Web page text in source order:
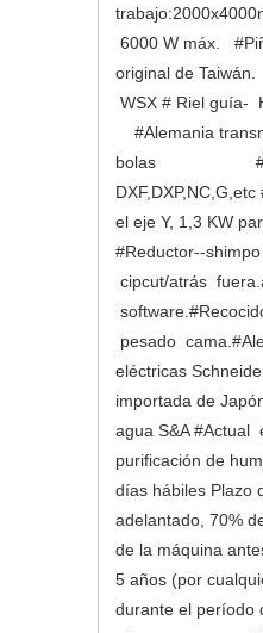
6000 W máx.
original de Taiwán.
WSX # Riel
#Alemania
bolas
el eje Y, 1,3 KW
#Reductor--
cipcut/atrás
pesado
eléctricas
importada de
agua S&A #Actual
purificación de
días hábiles Plazo
adelantado, 70%
de la máquina
5 años (por
durante el período